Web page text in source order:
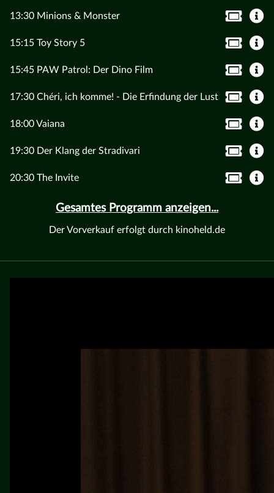
13:30 Minions & Monster
15:15 Toy Story 5
15:45 PAW Patrol: Der Dino Film
17:30 Chéri, ich komme! - Die Erfindung der Lust
18:00 Vaiana
19:30 Der Klang der Stradivari
20:30 The Invite
Gesamtes Programm anzeigen...
Der Vorverkauf erfolgt durch kinoheld.de